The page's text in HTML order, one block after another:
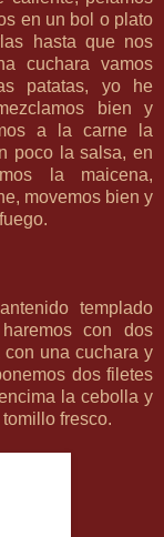
en un bol o plato
hasta que nos
cuchara vamos
patatas, yo he
bien y
a la carne la
poco la salsa, en
la maicena,
movemos bien y
templado
con dos
una cuchara y
dos filetes
la cebolla y
fresco.